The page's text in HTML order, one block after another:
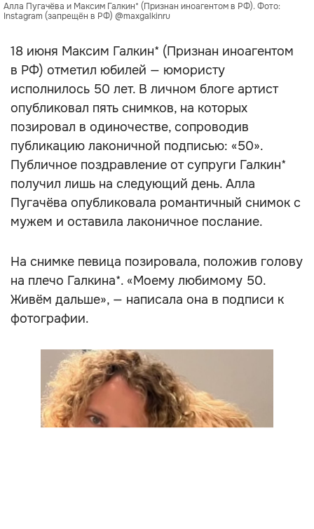
Алла Пугачёва и Максим Галкин* (Признан иноагентом в РФ). Фото:
Instagram (запрещён в РФ) @maxgalkinru
18 июня Максим Галкин* (Признан иноагентом
в РФ) отметил юбилей — юмористу
исполнилось 50 лет. В личном блоге артист
опубликовал пять снимков, на которых
позировал в одиночестве, сопроводив
публикацию лаконичной подписью: «50».
Публичное поздравление от супруги Галкин*
получил лишь на следующий день. Алла
Пугачёва опубликовала романтичный снимок с
мужем и оставила лаконичное послание.
На снимке певица позировала, положив голову
на плечо Галкина*. «Моему любимому 50.
Живём дальше», — написала она в подписи к
фотографии.